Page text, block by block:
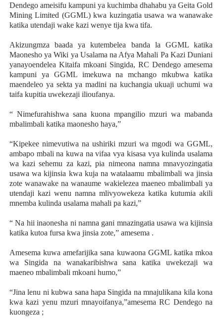
Dendego ameisifu kampuni ya kuchimba dhahabu ya Geita Gold
Mining Limited (GGML) kwa kuzingatia usawa wa wanawake
katika utendaji wake kazi wenye tija kwa tifa.
Akizungmza baada ya kutembelea banda la GGML katika
Maonesho ya Wiki ya Usalama na Afya Mahali Pa Kazi Duniani
yanayoendelea Kitaifa mkoani Singida, RC Dendego amesema
kampuni ya GGML imekuwa na mchango mkubwa katika
maendeleo ya sekta ya madini na kuchangia ukuaji uchumi wa
taifa kupitia uwekezaji ilioufanya.
“ Nimefurahishwa sana kuona mpangilio mzuri wa mabanda
mbalimbali katika maonesho haya,”
“Kipekee nimevutiwa na ushiriki mzuri wa mgodi wa GGML,
ambapo mbali na kuwa na vifaa vya kisasa vya kulinda usalama
wa kazi sehemu za kazi, pia nimeona namna mnavyozingatia
usawa wa kijinsia kwa kuja na watalaamu mbalimbali wa jinsia
zote wanawake na wanaume wakielezea maeneo mbalimbali ya
utendaji kazi wenu namna mlivyowekeza katika kutumia akili
mnemba kulinda usalama mahali pa kazi,”
“ Na hii inaonesha ni namna gani mnazingatia usawa wa kijinsia
katika kutoa fursa kwa jinsia zote,” amesema .
Amesema kuwa amefarijika sana kuwaona GGML katika mkoa
wa Singida na wanakaribishwa sana katika uwekezaji wa
maeneo mbalimbali mkoani humo,”
“Jina lenu ni kubwa sana hapa Singida na mnajulikana kila kona
kwa kazi yenu mzuri mnayoifanya,”amesema RC Dendego na
kuongeza ;